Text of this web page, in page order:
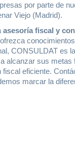
por parte de
Viejo (Madrid).
asesoría fiscal y
CONSULDAT es
alcanzar sus metas
fiscal eficiente.
marcar la